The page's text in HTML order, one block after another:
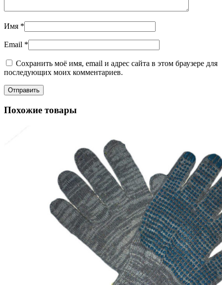
Имя *
Email *
Сохранить моё имя, email и адрес сайта в этом браузере для
последующих моих комментариев.
Похожие товары